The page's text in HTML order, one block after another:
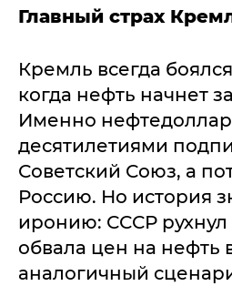
Главный страх
Кремль всегда
когда нефть начнет
Именно
десятилетиями
Советский Союз, а
Россию. Но история
иронию: СССР рухнул
обвала цен на нефть
аналогичный